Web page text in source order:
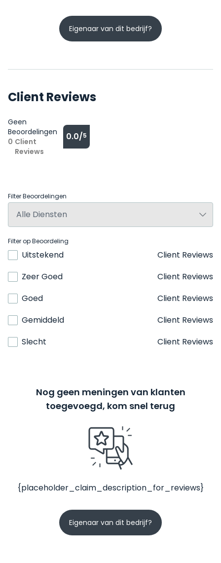
Eigenaar van dit bedrijf?
Client Reviews
Geen
Beoordelingen
0 Client
Reviews
0.0/5
Filter Beoordelingen
Filter op Beoordeling
Uitstekend
Client Reviews
Zeer Goed
Client Reviews
Goed
Client Reviews
Gemiddeld
Client Reviews
Slecht
Client Reviews
Nog geen meningen van klanten
toegevoegd, kom snel terug
{placeholder_claim_description_for_reviews}
Eigenaar van dit bedrijf?